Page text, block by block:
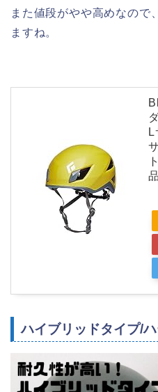
また値段がやや高めなので
ますね。
ハイブリッドタイプ/